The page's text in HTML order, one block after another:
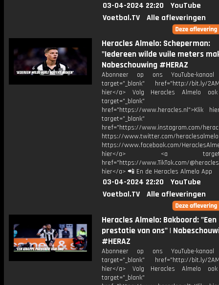
03-04-2024 22:20
YouTube
Voetbal.TV
Alle afleveringen
Heracles Almelo: Scheperman:
"Iedereen wilde vuile meters
Nabeschouwing #HERAZ
Abonneer op ons YouTube-
target="_blank" href="http://bit.ly/
hier</a> Volg Heracles Almelo
target="_blank"
href="https://www.heracles.nl">Klik
target="_blank"
href="https://www.instagram.com/
https://www.twitter.com/heraclesalmelo
https://www.facebook.com/
hier</a> <a
href="https://www.TikTok.com/
hier</a> 📲 En de Heracles Almelo App
03-04-2024 22:20
YouTube
Voetbal.TV
Alle afleveringen
Heracles Almelo: Bakboord:
prestatie van ons" |
#HERAZ
Abonneer op ons YouTube-
target="_blank" href="http://bit.ly/
hier</a> Volg Heracles Almelo
target="_blank"